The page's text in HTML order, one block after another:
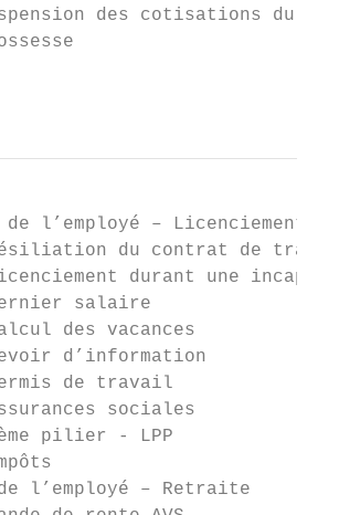
des cotisations du
de l’employé –
du contrat de
durant une
salaire
des vacances
d’information
de travail
sociales
pilier - LPP
de l’employé –